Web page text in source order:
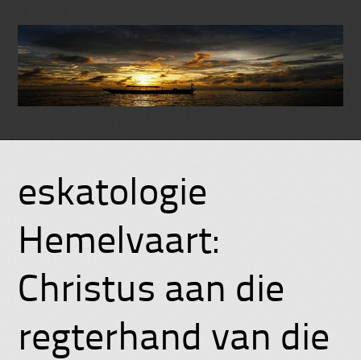
content
eskatologie
Hemelvaart:
Christus aan die
regterhand van die